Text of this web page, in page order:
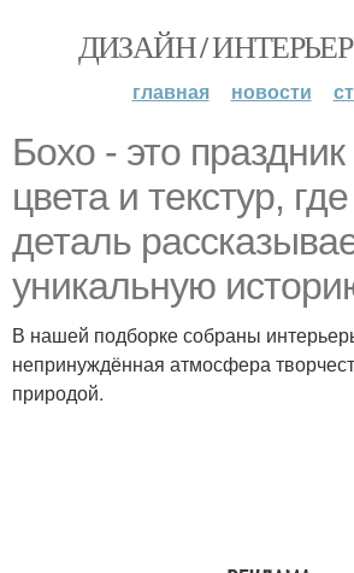
ДИЗАЙН /
главная новости
Бохо - это
цвета и текстур,
деталь
уникальную
В нашей подборке собраны
непринуждённая атмосфера
природой.